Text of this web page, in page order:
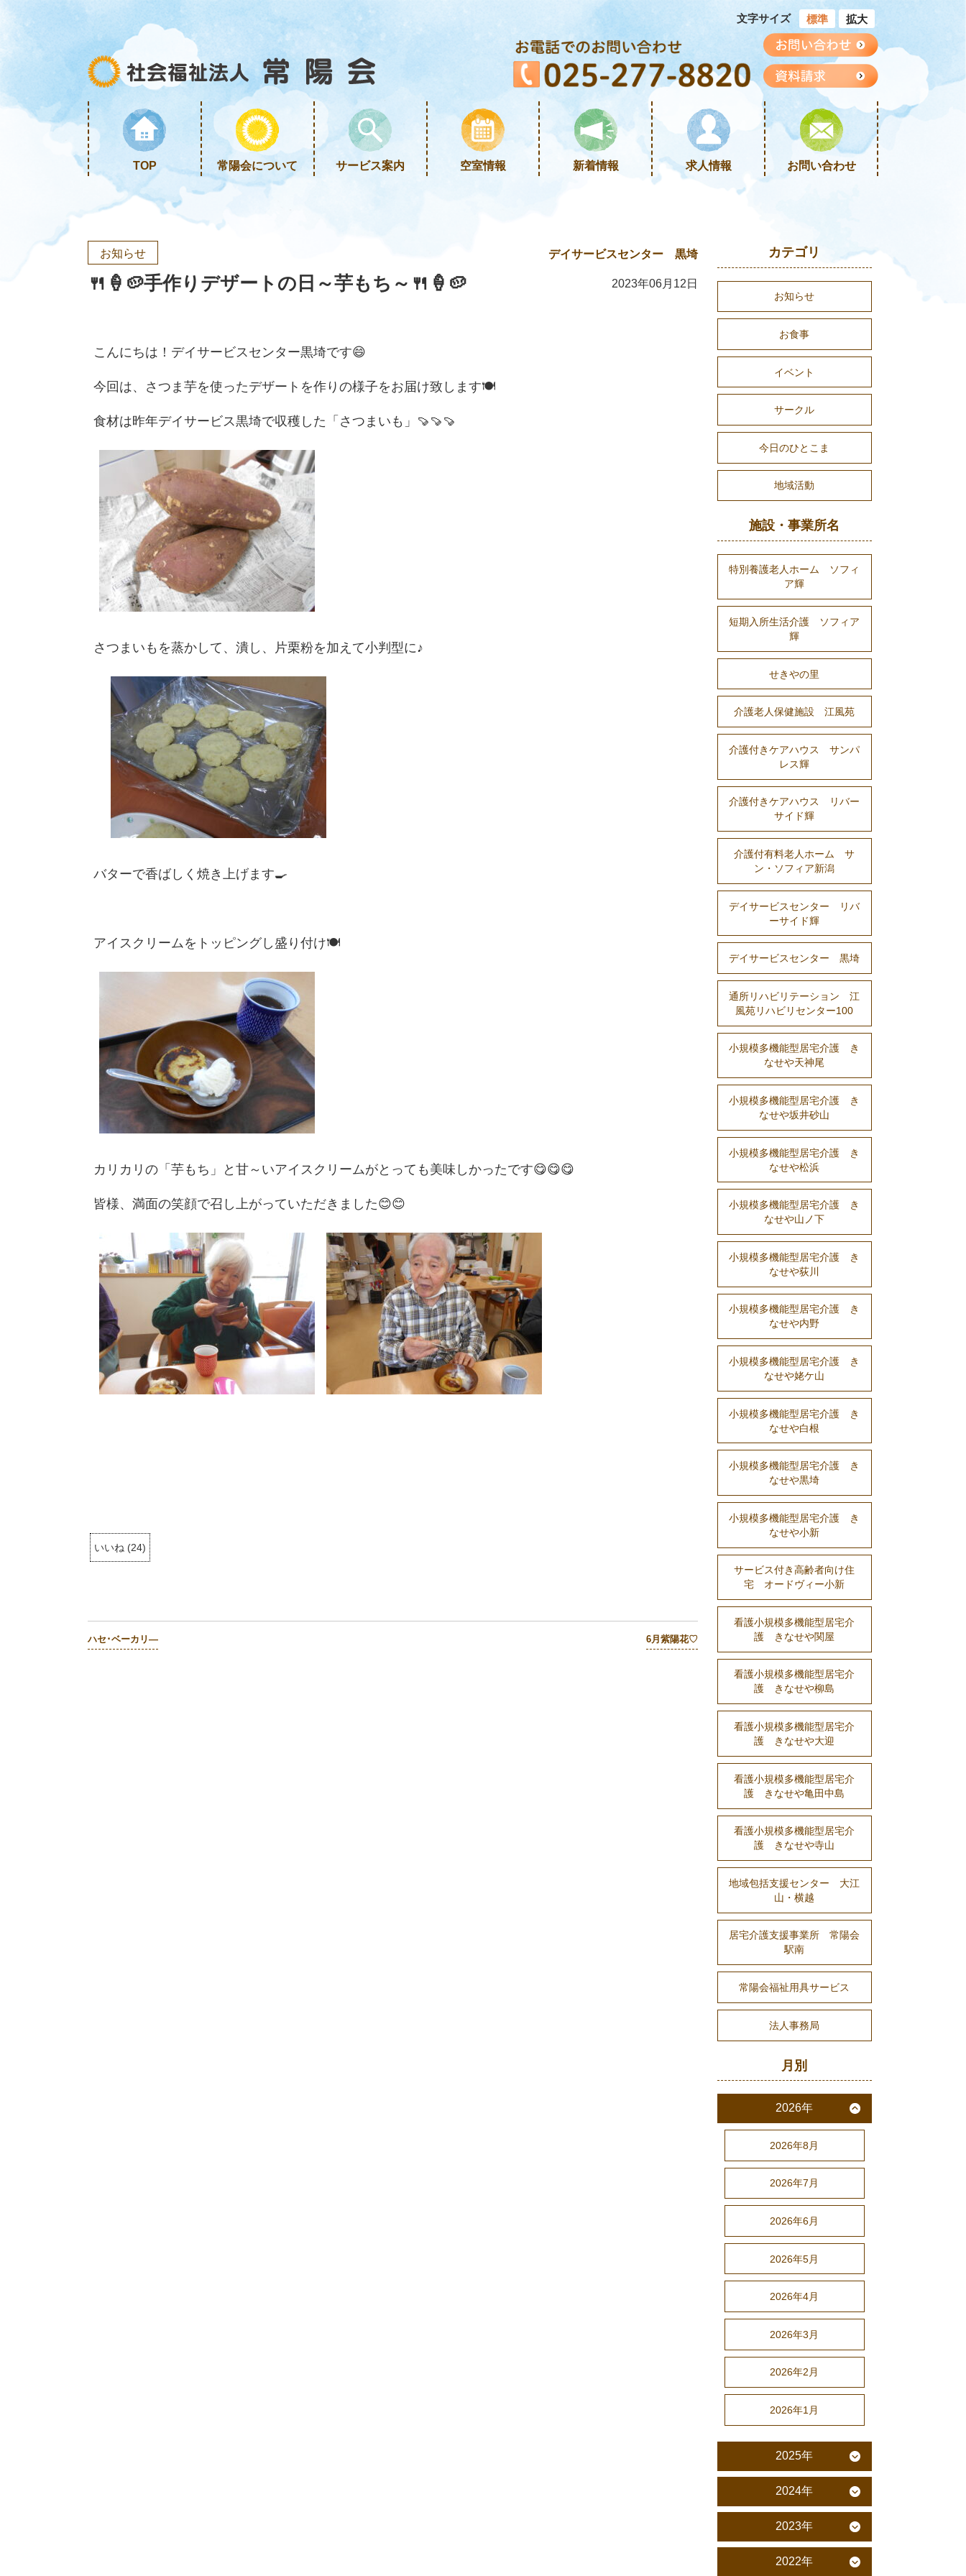
文字サイズ 標準 拡大
TOP 常陽会について サービス案内 空室情報 新着情報 求人情報 お問い合わせ
お知らせ デイサービスセンター 黒埼
🍴🍦🥔手作りデザートの日～芋もち～🍴🍦🥔 2023年06月12日
こんにちは！デイサービスセンター黒埼です😄
今回は、さつま芋を使ったデザートを作りの様子をお届け致します🍽
食材は昨年デイサービス黒埼で収穫した「さつまいも」🍠🍠🍠
さつまいもを蒸かして、潰し、片栗粉を加えて小判型に♪
バターで香ばしく焼き上げます🍳
アイスクリームをトッピングし盛り付け🍽
カリカリの「芋もち」と甘～いアイスクリームがとっても美味しかったです😋😋😋
皆様、満面の笑顔で召し上がっていただきました😊😊
いいね (24)
ハセ･ベーカリ― 6月紫陽花♡
カテゴリ
お知らせ
お食事
イベント
サークル
今日のひとこま
地域活動
施設・事業所名
特別養護老人ホーム ソフィ
ア輝
短期入所生活介護 ソフィア
輝
せきやの里
介護老人保健施設 江風苑
介護付きケアハウス サンパ
レス輝
介護付きケアハウス リバー
サイド輝
介護付有料老人ホーム サ
ン・ソフィア新潟
デイサービスセンター リバ
ーサイド輝
デイサービスセンター 黒埼
通所リハビリテーション 江
風苑リハビリセンター100
小規模多機能型居宅介護 き
なせや天神尾
小規模多機能型居宅介護 き
なせや坂井砂山
小規模多機能型居宅介護 き
なせや松浜
小規模多機能型居宅介護 き
なせや山ノ下
小規模多機能型居宅介護 き
なせや荻川
小規模多機能型居宅介護 き
なせや内野
小規模多機能型居宅介護 き
なせや姥ケ山
小規模多機能型居宅介護 き
なせや白根
小規模多機能型居宅介護 き
なせや黒埼
小規模多機能型居宅介護 き
なせや小新
サービス付き高齢者向け住
宅 オードヴィー小新
看護小規模多機能型居宅介
護 きなせや関屋
看護小規模多機能型居宅介
護 きなせや柳島
看護小規模多機能型居宅介
護 きなせや大迎
看護小規模多機能型居宅介
護 きなせや亀田中島
看護小規模多機能型居宅介
護 きなせや寺山
地域包括支援センター 大江
山・横越
居宅介護支援事業所 常陽会
駅南
常陽会福祉用具サービス
法人事務局
月別
2026年
2026年8月
2026年7月
2026年6月
2026年5月
2026年4月
2026年3月
2026年2月
2026年1月
2025年
2024年
2023年
2022年